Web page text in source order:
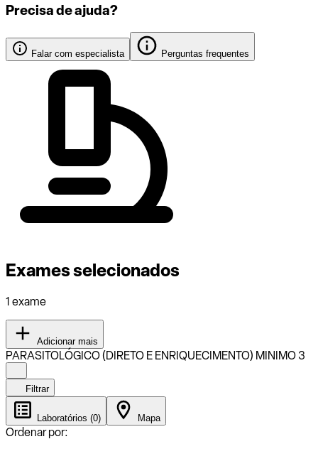
Precisa de ajuda?
Falar com especialista Perguntas frequentes
Exames selecionados
1 exame
Adicionar mais
PARASITOLÓGICO (DIRETO E ENRIQUECIMENTO) MINIMO 3
Filtrar
Laboratórios (0) Mapa
Ordenar por: